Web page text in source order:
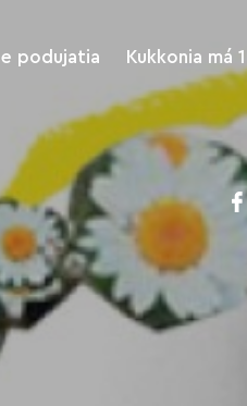
podujatia Kukkonia má